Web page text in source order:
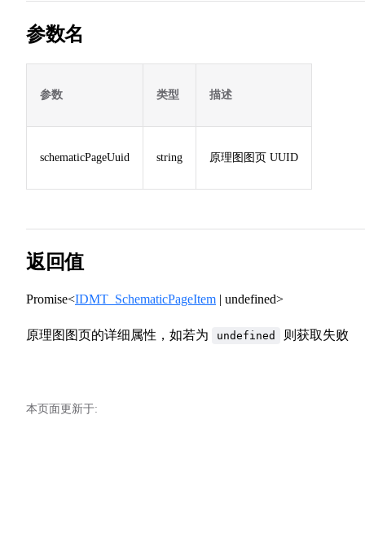
参数名
参数 类型 描述
schematicPageUuid string 原理图图页 UUID
返回值
Promise<IDMT_SchematicPageItem | undefined>
原理图图页的详细属性，如若为 undefined 则获取失败
本页面更新于: